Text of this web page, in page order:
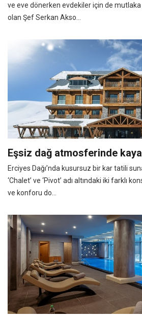
ve eve dönerken evdekiler için de mutlaka
olan Şef Serkan Akso...
Eşsiz dağ atmosferinde
Erciyes Dağı’nda kusursuz bir kar tatili
‘Chalet’ ve ‘Pivot’ adı altındaki iki farklı
ve konforu do...